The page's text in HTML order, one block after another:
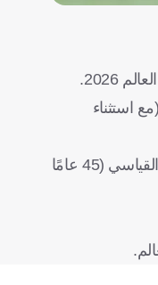
2026.
استثناء
وأضافت: "يعد صلاح الأكبر بشكل عام الذي يظهر مع الفراعنة في المونديال، بعد الحارس المخضرم عصام الحضري صاحب الرقم القياسي (45 عامًا